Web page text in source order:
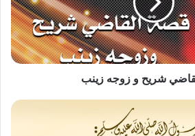
شريح و زوجه زينب